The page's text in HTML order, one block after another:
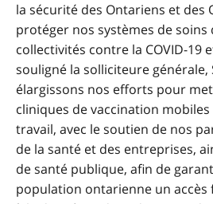
la sécurité des Ontariens et des
protéger nos systèmes de soins
collectivités contre la COVID-19
souligné la solliciteure générale,
élargissons nos efforts pour
cliniques de vaccination
travail, avec le soutien de nos
de la santé et des entreprises,
de santé publique, afin de
population ontarienne un accès